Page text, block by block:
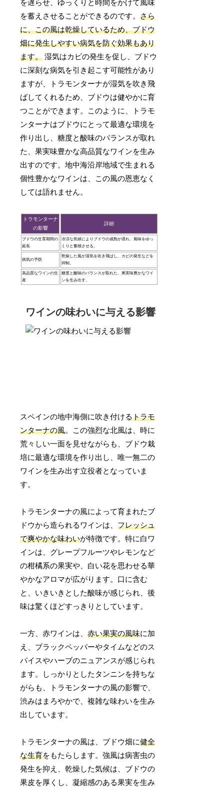
を遅らせ、ゆっくりと時間をかけて風味
を蓄えさせることができるのです。さら
に、この風は乾燥しているため、ブドウ
畑に発生しやすい病気を防ぐ効果もあり
ます。 湿気はカビの発生を促し、ブドウ
に深刻な病気を引き起こす可能性があり
ますが、トラモンターナが湿気を吹き飛
ばしてくれるため、ブドウは健やかに育
つことができます。このように、トラモ
ンターナはブドウにとって最適な環境を
作り出し、糖度と酸味のバランスが取れ
た、果実味豊かな高品質なワインを生み
出すのです。地中海沿岸地域で生まれる
個性豊かなワインは、この風の恩恵なく
しては語れません。
トラモンターナ
の影響
詳細
ブドウの生育期間の
延長
冷涼な気候によりブドウの成熟が遅れ、風味をゆっ
くりと蓄積させる。
病気の予防
乾燥した風が湿気を吹き飛ばし、カビの発生などを
抑制。
高品質なワインの生
産
糖度と酸味のバランスが取れた、果実味豊かなワイ
ンを生み出す。
ワインの味わいに与える影響
スペインの地中海側に吹き付けるトラモ
ンターナの風。この強烈な北風は、時に
荒々しい一面を見せながらも、ブドウ栽
培に最適な環境を作り出し、唯一無二の
ワインを生み出す立役者となっていま
す。
トラモンターナの風によって育まれたブ
ドウから造られるワインは、フレッシュ
で爽やかな味わいが特徴です。特に白ワ
インは、グレープフルーツやレモンなど
の柑橘系の果実や、白い花を思わせる華
やかなアロマが広がります。口に含む
と、いきいきとした酸味が感じられ、後
味は驚くほどすっきりとしています。
一方、赤ワインは、赤い果実の風味に加
え、ブラックペッパーやタイムなどのス
パイスやハーブのニュアンスが感じられ
ます。しっかりとしたタンニンを持ちな
がらも、トラモンターナの風の影響で、
渋みはまろやかで、複雑な味わいを生み
出しています。
トラモンターナの風は、ブドウ畑に健全
な生育をもたらします。強風は病害虫の
発生を抑え、乾燥した気候は、ブドウの
果皮を厚くし、凝縮感のある果実を生み